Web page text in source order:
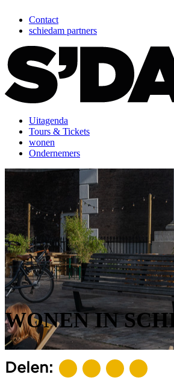
Contact
schiedam partners
Uitagenda
Tours & Tickets
wonen
Ondernemers
WONEN IN
Delen: